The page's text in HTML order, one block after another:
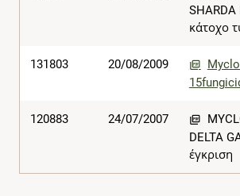
SHARDA
κάτοχο
131803 20/08/2009
120883 24/07/2007
DELTA
έγκριση